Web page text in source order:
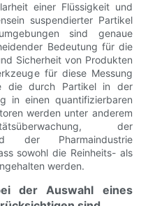
einer Flüssigkeit und
suspendierter Partikel
sind genaue
Bedeutung für die
Sicherheit von Produkten
für diese Messung
die durch Partikel in der
in einen quantifizierbaren
werden unter anderem
der
der Pharmaindustrie
sowohl die Reinheits- als
werden.
der Auswahl eines